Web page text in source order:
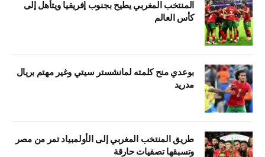
المنتخب المغربي يطيح بجنوب إفريقيا ويتأهل إلى
كأس العالم
بوعدي منح كلمته لمانشستر سيتي وغير مهتم بريال
مدريد
طريق المنتخب المغربي إلى الأولمبياد تمر من مصر
وتسبقها تصفيات حارقة